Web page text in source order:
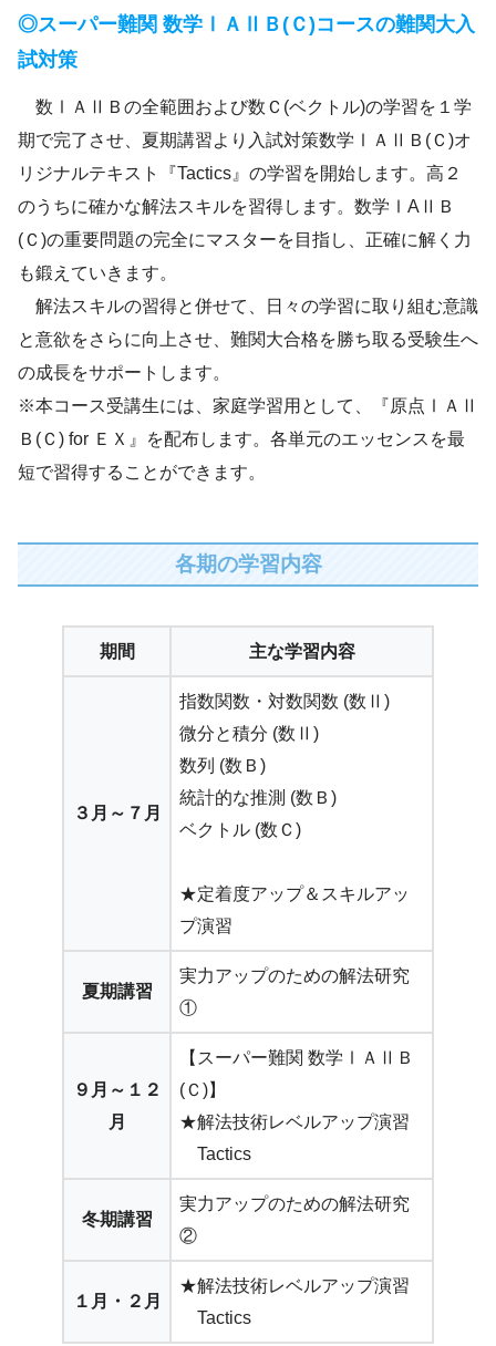
◎スーパー難関 数学ⅠＡⅡＢ(Ｃ)コースの難関大入
試対策
数ⅠＡⅡＢの全範囲および数Ｃ(ベクトル)の学習を１学
期で完了させ、夏期講習より入試対策数学ⅠＡⅡＢ(Ｃ)オ
リジナルテキスト『Tactics』の学習を開始します。高２
のうちに確かな解法スキルを習得します。数学ⅠAⅡＢ
(Ｃ)の重要問題の完全にマスターを目指し、正確に解く力
も鍛えていきます。
解法スキルの習得と併せて、日々の学習に取り組む意識
と意欲をさらに向上させ、難関大合格を勝ち取る受験生へ
の成長をサポートします。
※本コース受講生には、家庭学習用として、『原点ⅠＡⅡ
Ｂ(Ｃ) for ＥＸ』を配布します。各単元のエッセンスを最
短で習得することができます。
各期の学習内容
期間 主な学習内容
３月～７月
指数関数・対数関数 (数Ⅱ)
微分と積分 (数Ⅱ)
数列 (数Ｂ)
統計的な推測 (数Ｂ)
ベクトル (数Ｃ)
★定着度アップ＆スキルアッ
プ演習
夏期講習
実力アップのための解法研究
①
９月～１２
月
【スーパー難関 数学ⅠＡⅡＢ
(Ｃ)】
★解法技術レベルアップ演習
Tactics
冬期講習
実力アップのための解法研究
②
１月・２月
★解法技術レベルアップ演習
Tactics